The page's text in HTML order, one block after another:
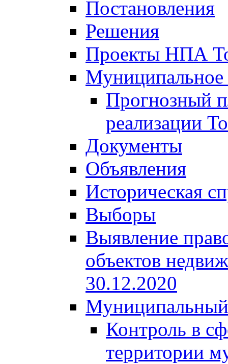
Постановления
Решения
Проекты НПА
Прогнозный
реализации
Документы
Объявления
Историческая
Выборы
Выявление
объектов
30.12.2020
Муниципальный
Контроль в
территории